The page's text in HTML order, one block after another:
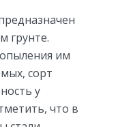
грунте.
им
сорт
у
что в